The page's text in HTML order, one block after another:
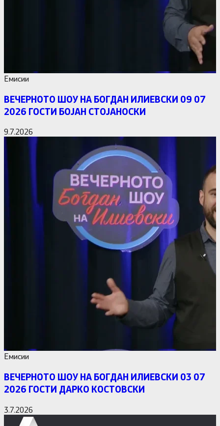
Емисии
ВЕЧЕРНОТО ШОУ НА БОГДАН ИЛИЕВСКИ 09 07
2026 ГОСТИ БОЈАН СТОЈАНОСКИ
9.7.2026
Емисии
ВЕЧЕРНОТО ШОУ НА БОГДАН ИЛИЕВСКИ 03 07
2026 ГОСТИ ДАРКО КОСТОВСКИ
3.7.2026